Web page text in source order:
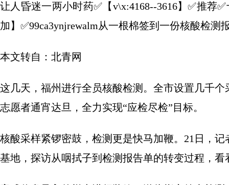
让人昏迷一两小时药✅【v\x:4168--3616】✅推荐
加】✅99ca3ynjrewalm从一根棉签到一份核酸检测
本文转自：北青网
这几天，福州进行全员核酸检测。全市设置几千
志愿者通宵达旦，全力实现“应检尽检”目标。
核酸采样紧锣密鼓，检测更是快马加鞭。21日，
基地，探访从咽拭子到检测报告单的转变过程，看